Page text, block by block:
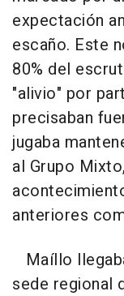
expectación
escaño. Este
80% del
"alivio" por
precisaban
jugaba
al Grupo
anteriores
Maíllo
sede regional